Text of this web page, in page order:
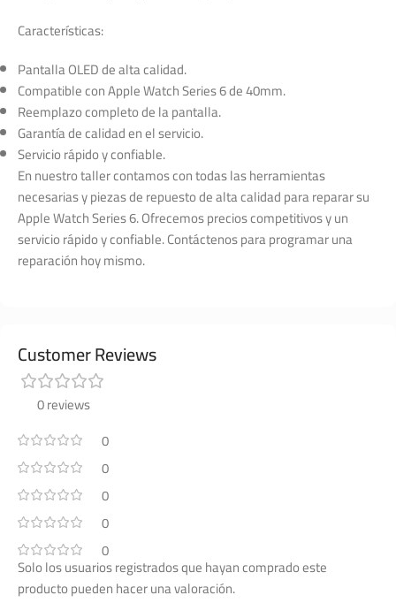
Características:
Pantalla OLED de alta calidad.
Compatible con Apple Watch Series 6 de 40mm.
Reemplazo completo de la pantalla.
Garantía de calidad en el servicio.
Servicio rápido y confiable.
En nuestro taller contamos con todas las herramientas
necesarias y piezas de repuesto de alta calidad para reparar su
Apple Watch Series 6. Ofrecemos precios competitivos y un
servicio rápido y confiable. Contáctenos para programar una
reparación hoy mismo.
Customer Reviews
0 reviews
0
0
0
0
0
Solo los usuarios registrados que hayan comprado este
producto pueden hacer una valoración.